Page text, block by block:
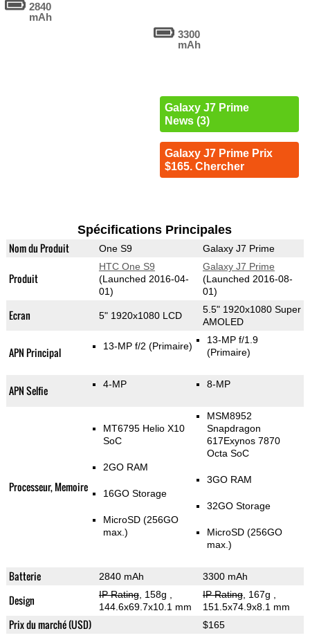
2840
mAh
3300
mAh
Galaxy J7 Prime
News (3)
Galaxy J7 Prime Prix
$165. Chercher
Spécifications Principales
Nom du Produit One S9 Galaxy J7 Prime
Produit
HTC One S9
(Launched 2016-04-
01)
Galaxy J7 Prime
(Launched 2016-08-
01)
Ecran 5" 1920x1080 LCD
5.5" 1920x1080 Super
AMOLED
APN Principal 13-MP f/2 (Primaire)
13-MP f/1.9
(Primaire)
APN Selfie 4-MP 8-MP
Processeur, Memoire
MT6795 Helio X10
SoC
2GO RAM
16GO Storage
MicroSD (256GO
max.)
MSM8952
Snapdragon
617Exynos 7870
Octa SoC
3GO RAM
32GO Storage
MicroSD (256GO
max.)
Batterie 2840 mAh 3300 mAh
Design IP Rating, 158g
144.6x69.7x10.1 mm
IP Rating, 167g
151.5x74.9x8.1 mm
Prix du marché (USD) $165